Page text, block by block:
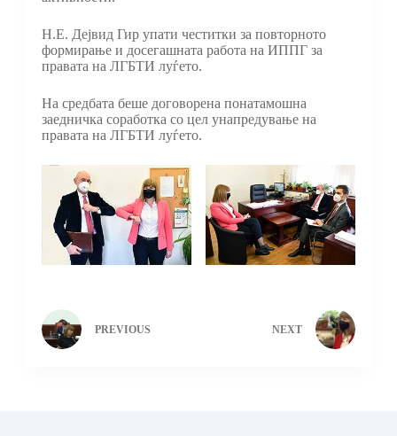
Н.Е. Дејвид Гир упати честитки за повторното
формирање и досегашната работа на ИППГ за
правата на ЛГБТИ луѓето.
На средбата беше договорена понатамошна
заедничка соработка со цел унапредување на
правата на ЛГБТИ луѓето.
PREVIOUS NEXT